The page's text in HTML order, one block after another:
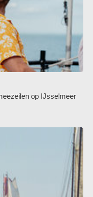
op IJsselmeer